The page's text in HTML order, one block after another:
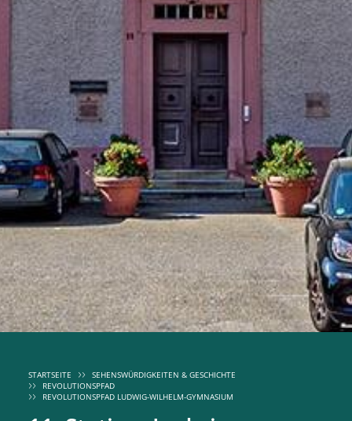
STARTSEITE
SEHENSWÜRDIGKEITEN & GESCHICHTE
REVOLUTIONSPFAD
REVOLUTIONSPFAD LUDWIG-WILHELM-GYMNASIUM